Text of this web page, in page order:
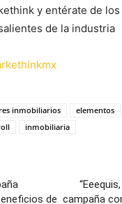
y entérate de los
de la industria
inmobiliarios
elementos
inmobiliaria
de campaña